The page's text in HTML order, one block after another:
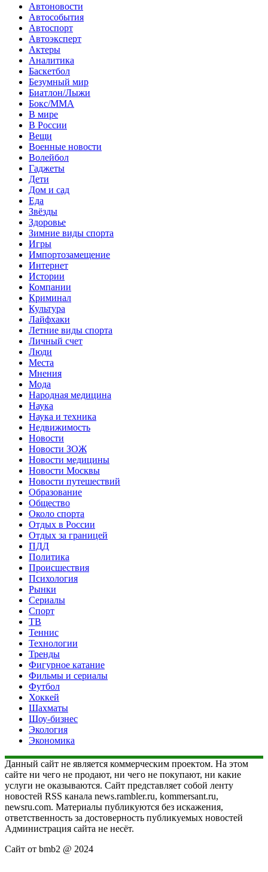
Автоновости
Автособытия
Автоспорт
Автоэксперт
Актеры
Аналитика
Баскетбол
Безумный мир
Биатлон/Лыжи
Бокс/MMA
В мире
В России
Вещи
Военные новости
Волейбол
Гаджеты
Дети
Дом и сад
Еда
Звёзды
Здоровье
Зимние виды спорта
Игры
Импортозамещение
Интернет
Истории
Компании
Криминал
Культура
Лайфхаки
Летние виды спорта
Личный счет
Люди
Места
Мнения
Мода
Народная медицина
Наука
Наука и техника
Недвижимость
Новости
Новости ЗОЖ
Новости медицины
Новости Москвы
Новости путешествий
Образование
Общество
Около спорта
Отдых в России
Отдых за границей
ПДД
Политика
Происшествия
Психология
Рынки
Сериалы
Спорт
ТВ
Теннис
Технологии
Тренды
Фигурное катание
Фильмы и сериалы
Футбол
Хоккей
Шахматы
Шоу-бизнес
Экология
Экономика
Данный сайт не является коммерческим проектом. На этом
сайте ни чего не продают, ни чего не покупают, ни какие
услуги не оказываются. Сайт представляет собой ленту
новостей RSS канала news.rambler.ru, kommersant.ru,
newsru.com. Материалы публикуются без искажения,
ответственность за достоверность публикуемых новостей
Администрация сайта не несёт.
Сайт от bmb2 @ 2024